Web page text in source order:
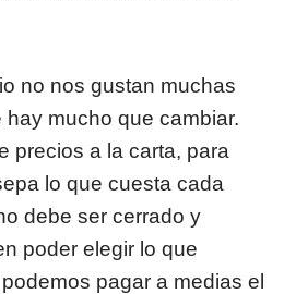
no nos gustan muchas
mucho que cambiar.
precios a la carta, para
lo que cuesta cada
debe ser cerrado y
poder elegir lo que
pagar a medias el